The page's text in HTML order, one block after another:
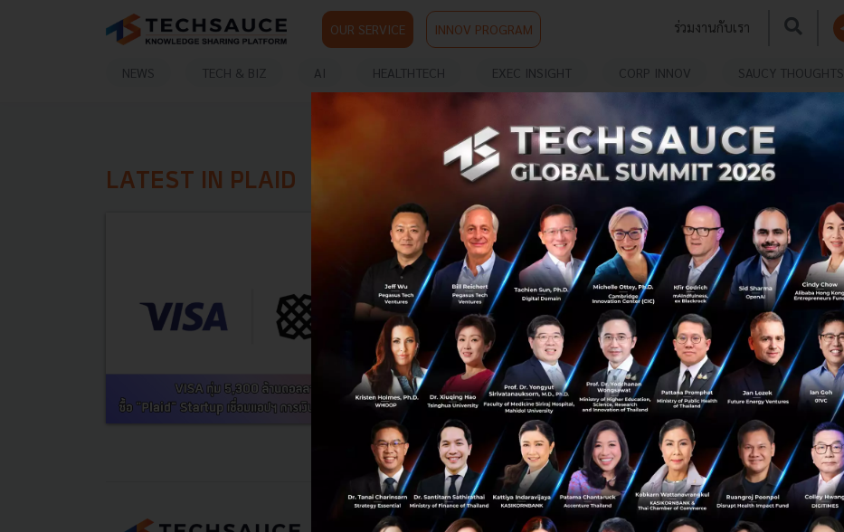
OUR SERVICE INNOV PROGRAM ร่วมงานกับเรา
NEWS TECH & BIZ AI HEALTHTECH EXEC INSIGHT CORP INNOV SAUCY THOUGHTS
LATEST IN PLAID
'VISA' ทุ่ม 5,300 ล้านดอลลาร์ ซื้อ ‘Plaid’
Fintech Startup ต่อแอปฯ​ การเงินตรงสู่บัญชี
ธนาคาร
VISA ผู้ให้บริการทางการเงินระดับโลกประกาศซื้อกิจการ
Fintech Startup ที่ชื่อว่า Plaid ด้วยมูลค่าสูงถึง 5,300 ล้าน
ดอลลารห์สหรัฐฯ โดยเป็นจำนวนเงินสูงกว่ามูลค่าประเมินธุรกิจ
ถึง 2 เท่า...
มกราคม 16, 2020| ByTechsauce Team
312
News Deal Digest Plaid Startup merge-and-acquired